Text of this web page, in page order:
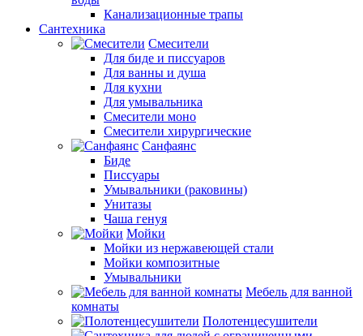
Канализационные трапы
Сантехника
Смесители
Для биде и писсуаров
Для ванны и душа
Для кухни
Для умывальника
Смесители моно
Смесители хирургические
Санфаянс
Биде
Писсуары
Умывальники (раковины)
Унитазы
Чаша генуя
Мойки
Мойки из нержавеющей стали
Мойки композитные
Умывальники
Мебель для ванной
комнаты
Полотенцесушители